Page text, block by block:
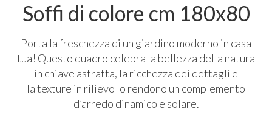
Soffi di colore cm 180x80
Porta la freschezza di un giardino moderno in casa
tua! Questo quadro celebra la bellezza della natura
in chiave astratta, la ricchezza dei dettagli e
la texture in rilievo lo rendono un complemento
d’arredo dinamico e solare.